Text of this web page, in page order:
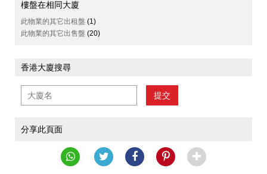
樓盤在相同大廈
此物業的其它出租盤 (1)
此物業的其它出售盤 (20)
香港大廈搜尋
提交
分享此頁面